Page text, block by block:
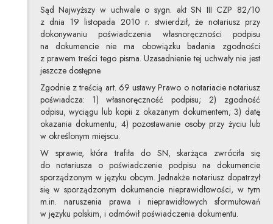
Sąd Najwyższy w uchwale o sygn. akt SN III CZP 82/10
z dnia 19 listopada 2010 r. stwierdził, że notariusz przy
dokonywaniu poświadczenia własnoręczności podpisu
na dokumencie nie ma obowiązku badania zgodności
z prawem treści tego pisma. Uzasadnienie tej uchwały nie jest
jeszcze dostępne.
Zgodnie z treścią art. 69 ustawy Prawo o notariacie notariusz
poświadcza: 1) własnoręczność podpisu; 2) zgodność
odpisu, wyciągu lub kopii z okazanym dokumentem; 3) datę
okazania dokumentu; 4) pozostawanie osoby przy życiu lub
w określonym miejscu.
W sprawie, która trafiła do SN, skarżąca zwróciła się
do notariusza o poświadczenie podpisu na dokumencie
sporządzonym w języku obcym. Jednakże notariusz dopatrzył
się w sporządzonym dokumencie nieprawidłowości, w tym
m.in. naruszenia prawa i nieprawidłowych sformułowań
w języku polskim, i odmówił poświadczenia dokumentu.